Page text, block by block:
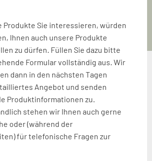
Produkte Sie interessieren, würden
Ihnen auch unsere Produkte
zu dürfen. Füllen Sie dazu bitte
Formular vollständig aus. Wir
dann in den nächsten Tagen
Angebot und senden
Produktinformationen zu.
stehen wir Ihnen auch gerne
oder (während der
für telefonische Fragen zur